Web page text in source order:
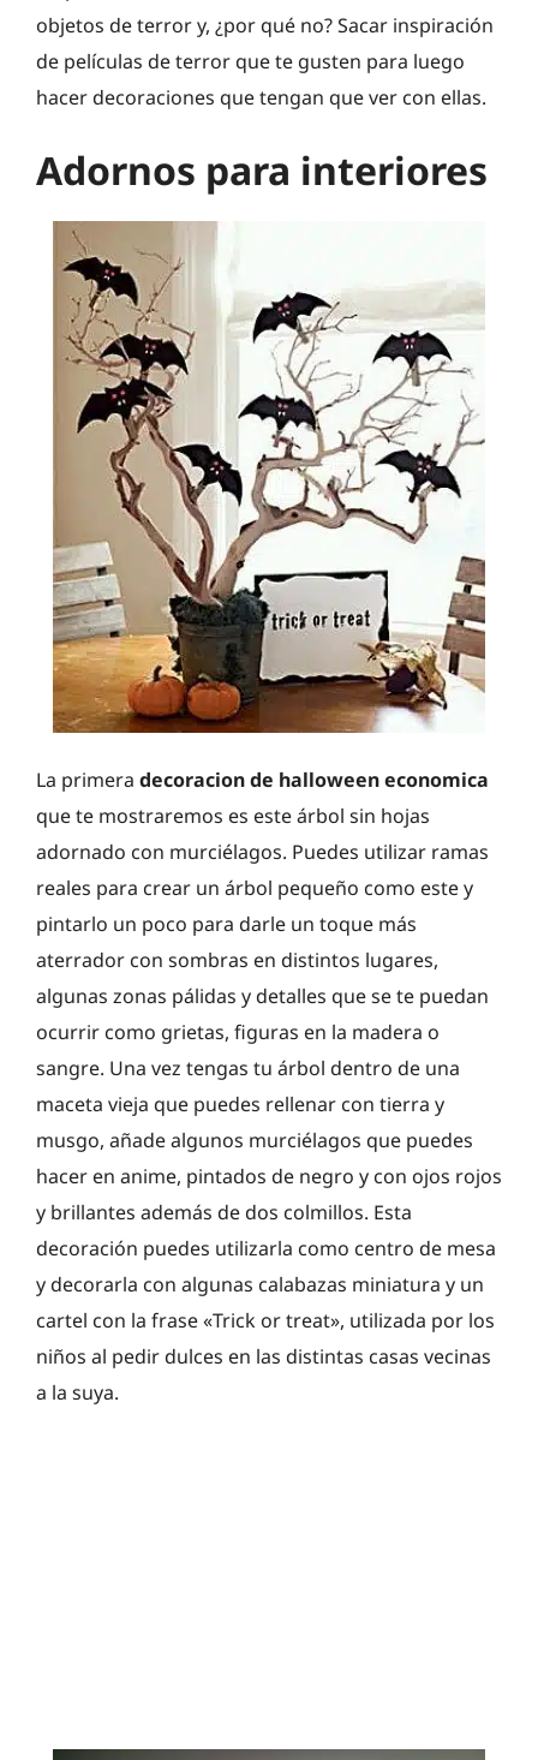
objetos de terror y, ¿por qué no? Sacar inspiración
de películas de terror que te gusten para luego
hacer decoraciones que tengan que ver con ellas.
Adornos para interiores
La primera decoracion de halloween economica
que te mostraremos es este árbol sin hojas
adornado con murciélagos. Puedes utilizar ramas
reales para crear un árbol pequeño como este y
pintarlo un poco para darle un toque más
aterrador con sombras en distintos lugares,
algunas zonas pálidas y detalles que se te puedan
ocurrir como grietas, figuras en la madera o
sangre. Una vez tengas tu árbol dentro de una
maceta vieja que puedes rellenar con tierra y
musgo, añade algunos murciélagos que puedes
hacer en anime, pintados de negro y con ojos rojos
y brillantes además de dos colmillos. Esta
decoración puedes utilizarla como centro de mesa
y decorarla con algunas calabazas miniatura y un
cartel con la frase «Trick or treat», utilizada por los
niños al pedir dulces en las distintas casas vecinas
a la suya.